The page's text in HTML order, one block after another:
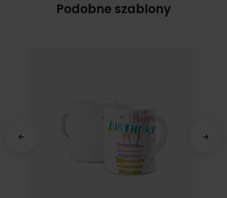
Podobne szablony